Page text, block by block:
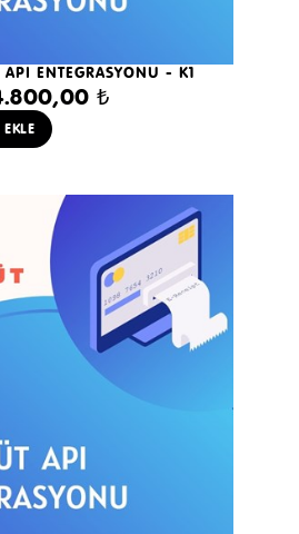
ENTEGRASYONU - K1
₺
EKLE